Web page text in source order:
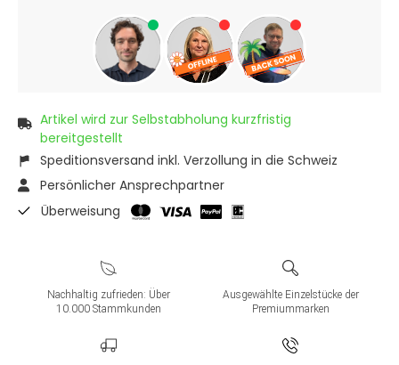
Artikel wird zur Selbstabholung kurzfristig
bereitgestellt
Speditionsversand inkl. Verzollung in die Schweiz
Persönlicher Ansprechpartner
Überweisung
Nachhaltig zufrieden: Über
10.000 Stammkunden
Ausgewählte Einzelstücke der
Premiummarken